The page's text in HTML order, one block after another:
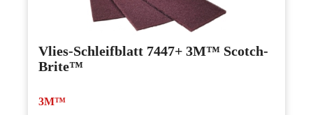
Vlies-Schleifblatt 7447+ 3M™ Scotch-
Brite™
3M™